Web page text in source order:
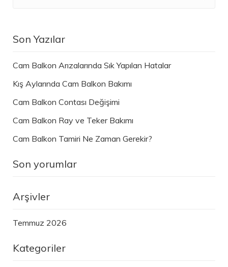
Son Yazılar
Cam Balkon Arızalarında Sık Yapılan Hatalar
Kış Aylarında Cam Balkon Bakımı
Cam Balkon Contası Değişimi
Cam Balkon Ray ve Teker Bakımı
Cam Balkon Tamiri Ne Zaman Gerekir?
Son yorumlar
Arşivler
Temmuz 2026
Kategoriler